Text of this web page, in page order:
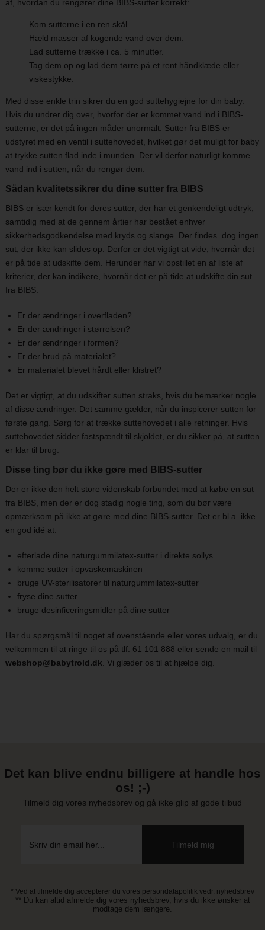
af, hvordan du rengører dine BIBS-sutter korrekt:
Kom sutterne i en ren skål.
Hæld masser af kogende vand over dem.
Lad sutterne trække i ca. 5 minutter.
Tag dem op og lad dem tørre på et rent håndklæde eller
viskestykke.
Med disse enkle trin sikrer du en god suttehygiejne for din baby.
Hvis du undrer dig over, hvorfor der er kommet vand ind i BIBS-
sutterne, er det på ingen måder unormalt. Sutter fra BIBS er
udstyret med en ventil i suttehovedet, hvilket gør det muligt for baby
at trykke sutten flad inde i munden. Der vil derfor naturligt komme
vand ind i sutten, når du rengør dem.
Sådan kvalitetssikrer du dine sutter fra BIBS
BIBS er især kendt for deres sutter, der har et genkendeligt udtryk,
samtidig med at de gennem årtier har bestået enhver
sikkerhedsgodkendelse med kryds og slange. Der findes dog ingen
sut, der ikke kan slides op. Derfor er det vigtigt at vide, hvornår det
er på tide at udskifte dem. Herunder har vi opstillet en af liste af
kriterier, der kan indikere, hvornår det er på tide at udskifte din sut
fra BIBS:
Er der ændringer i overfladen?
Er der ændringer i størrelsen?
Er der ændringer i formen?
Er der brud på materialet?
Er materialet blevet hårdt eller klistret?
Det er vigtigt, at du udskifter sutten straks, hvis du bemærker nogle
af disse ændringer. Det samme gælder, når du inspicerer sutten for
første gang. Sørg for at trække suttehovedet i alle retninger. Hvis
suttehovedet sidder fastspændt til skjoldet, er du sikker på, at sutten
er klar til brug.
Disse ting bør du ikke gøre med BIBS-sutter
Der er ikke den helt store videnskab forbundet med at købe en sut
fra BIBS, men der er dog stadig nogle ting, som du bør være
opmærksom på ikke at gøre med dine BIBS-sutter. Det er bl.a. ikke
en god idé at:
efterlade dine naturgummilatex-sutter i direkte sollys
komme sutter i opvaskemaskinen
bruge UV-sterilisatorer til naturgummilatex-sutter
fryse dine sutter
bruge desinficeringsmidler på dine sutter
Har du spørgsmål til noget af ovenstående eller vores udvalg, er du
velkommen til at ringe til os på tlf. 61 101 888 eller sende en mail til
webshop@babytrold.dk . Vi glæder os til at hjælpe dig.
Det kan blive endnu billigere at handle hos
os! ;-)
Tilmeld dig vores nyhedsbrev og gå ikke glip af gode tilbud
* Ved at tilmelde dig accepterer du vores persondatapolitik vedr. nyhedsbrev
** Du kan altid afmelde dig vores nyhedsbrev, hvis du ikke ønsker at
modtage dem længere.